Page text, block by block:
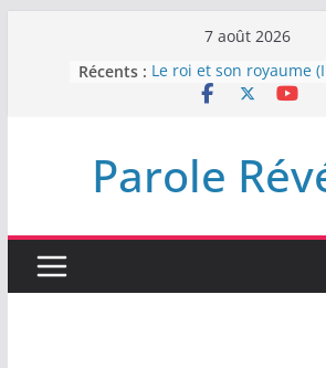
7 août 2026
Récents : Le roi et son royaume
DEMEUREZ DANS LA
LABAN
L’INTERVENTION DE
Parole